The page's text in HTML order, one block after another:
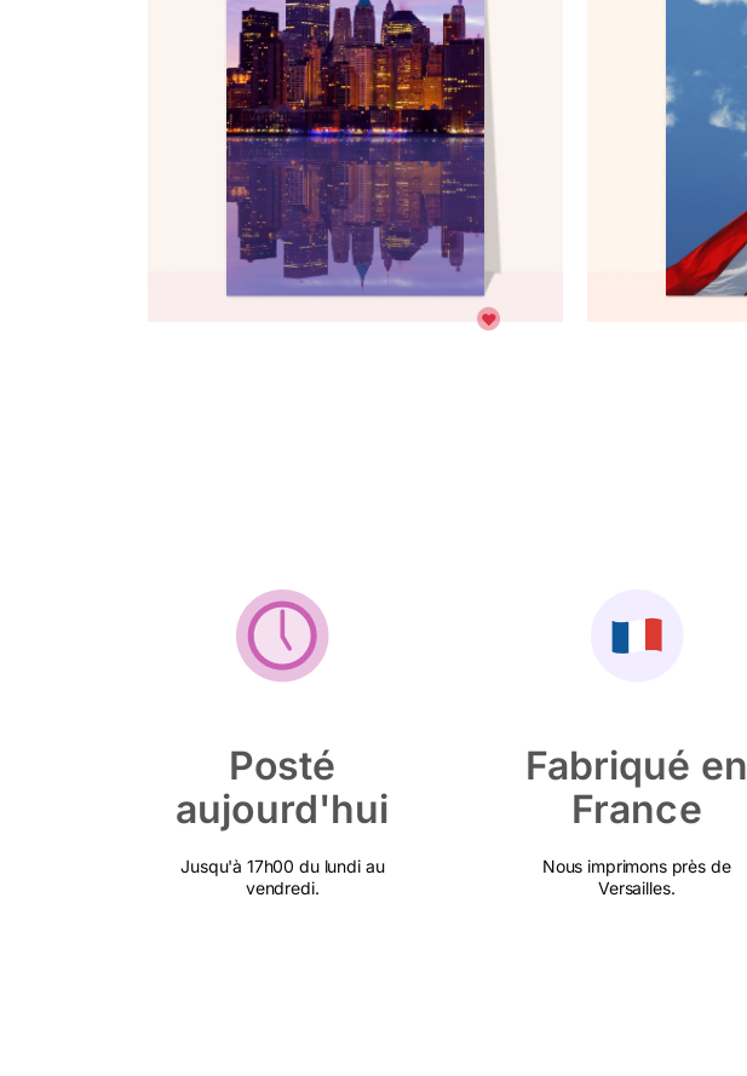
Posté
aujourd'hui
Jusqu'à 17h00 du lundi au
vendredi.
Fabriqué en
France
Nous imprimons près de
Versailles.